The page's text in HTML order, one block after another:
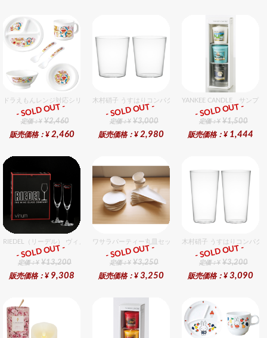
ドラえもんレンジ対応シリーズセット セット販売商品です。
ギフト
定価：¥ ¥2,460
販売価格：¥ 2,460
- SOLD OUT -
木村硝子 うすはりコンパクト390cc オールドグラスギフ
ギフト
定価：¥ ¥3,000
販売価格：¥ 2,980
- SOLD OUT -
YANKEE CANDLE サンプ
ギフト
定価：¥ ¥1,500
販売価格：¥ 1,444
- SOLD OUT -
RIEDEL（リーデル） ヴィノム 8 シャンパーニュ 2個入りセット
ギフト
定価：¥ ¥13,200
販売価格：¥ 9,308
- SOLD OUT -
ワサラパーティー丸皿セット 4種6個入りセット
ギフト
定価：¥ ¥3,250
販売価格：¥ 3,250
- SOLD OUT -
木村硝子 うすはりコンパク
ギフト
定価：¥ ¥3,200
販売価格：¥ 3,090
- SOLD OUT -